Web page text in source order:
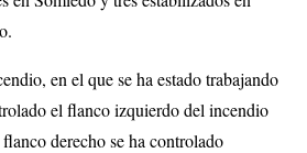
en el que se ha estado trabajando
el flanco izquierdo del incendio
derecho se ha controlado